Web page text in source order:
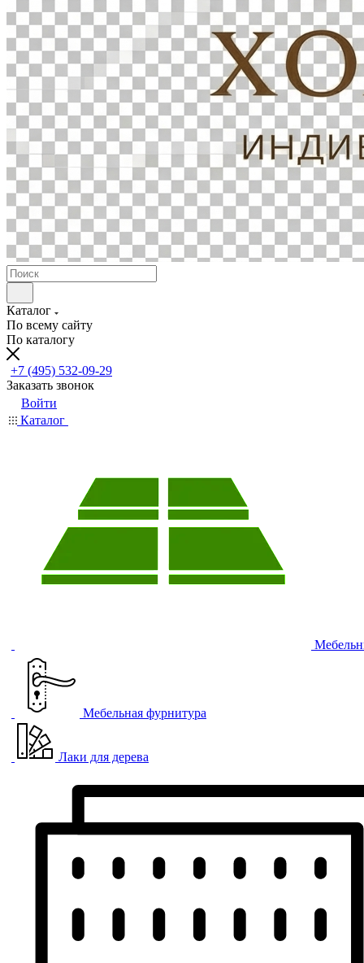
Каталог
По всему сайту
По каталогу
+7 (495) 532-09-29
Заказать звонок
Войти
Каталог
Мебельная фурнитура
Лаки для дерева